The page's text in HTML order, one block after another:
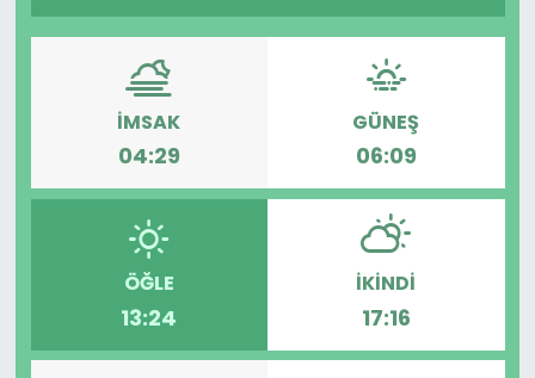
İMSAK
04:29
GÜNEŞ
06:09
ÖĞLE
13:24
İKINDI
17:16